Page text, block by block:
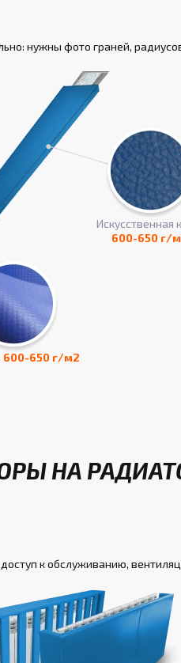
нужны фото граней,
600-650 г/м2
Искусcтвенная
600-650 г/
НА
к обслуживанию,